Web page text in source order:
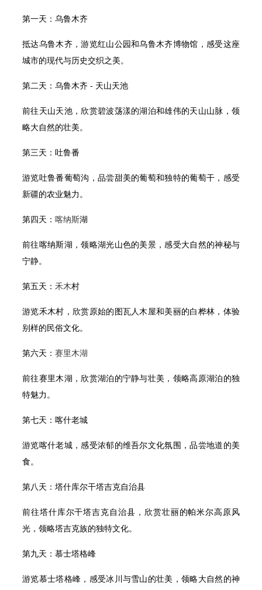
第一天：乌鲁木齐
抵达乌鲁木齐，游览红山公园和乌鲁木齐博物馆，感受这座
城市的现代与历史交织之美。
第二天：乌鲁木齐 - 天山天池
前往天山天池，欣赏碧波荡漾的湖泊和雄伟的天山山脉，领
略大自然的壮美。
第三天：吐鲁番
游览吐鲁番葡萄沟，品尝甜美的葡萄和独特的葡萄干，感受
新疆的农业魅力。
第四天： 喀纳斯湖
前往喀纳斯湖，领略湖光山色的美景，感受大自然的神秘与
宁静。
第五天： 禾木村
游览禾木村，欣赏原始的图瓦人木屋和美丽的白桦林，体验
别样的民俗文化。
第六天： 赛里木湖
前往赛里木湖，欣赏湖泊的宁静与壮美，领略高原湖泊的独
特魅力。
第七天：喀什老城
游览喀什老城，感受浓郁的维吾尔文化氛围，品尝地道的美
食。
第八天：塔什库尔干塔吉克自治县
前往塔什库尔干塔吉克自治县，欣赏壮丽的帕米尔高原风
光，领略塔吉克族的独特文化。
第九天：慕士塔格峰
游览慕士塔格峰，感受冰川与雪山的壮美，领略大自然的神